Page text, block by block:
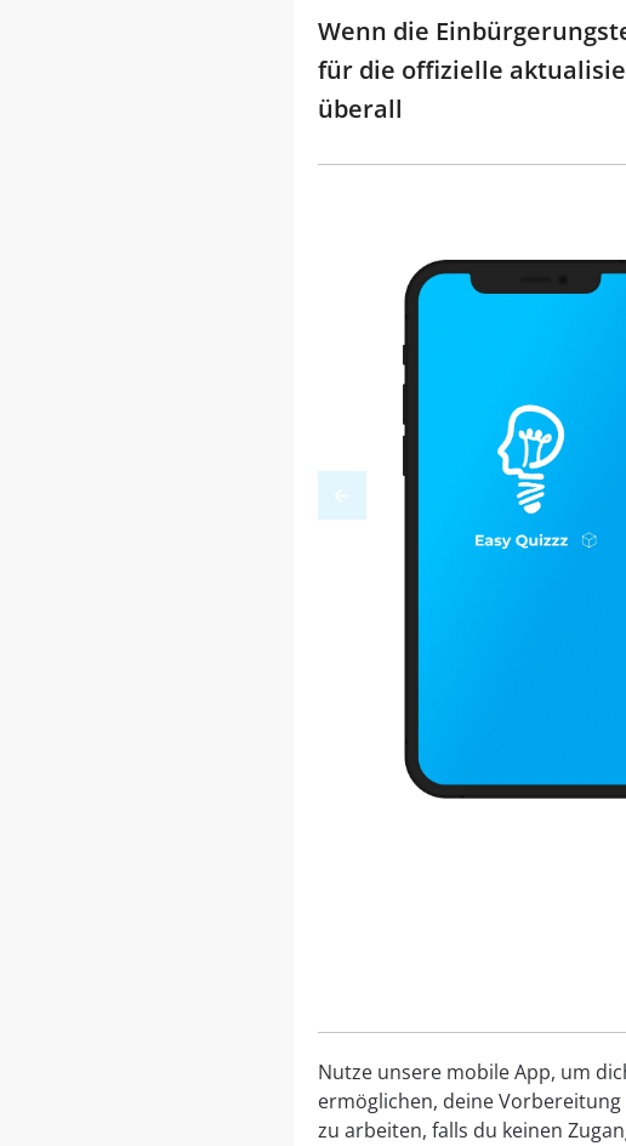
Wenn die
für die offizielle
überall
Nutze unsere mobile App, um
ermöglichen, deine
zu arbeiten, falls du keinen